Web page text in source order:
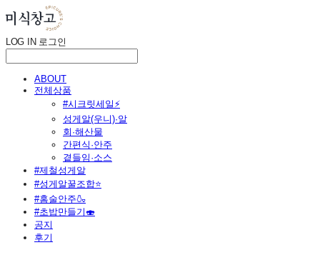
LOG IN 로그인
ABOUT
전체상품
#시크릿세일⚡
성게알(우니)·알
회·해산물
간편식·안주
곁들임·소스
#제철성게알
#성게알꿀조합⭐
#홈술안주🍶
#초밥만들기🍣
공지
후기